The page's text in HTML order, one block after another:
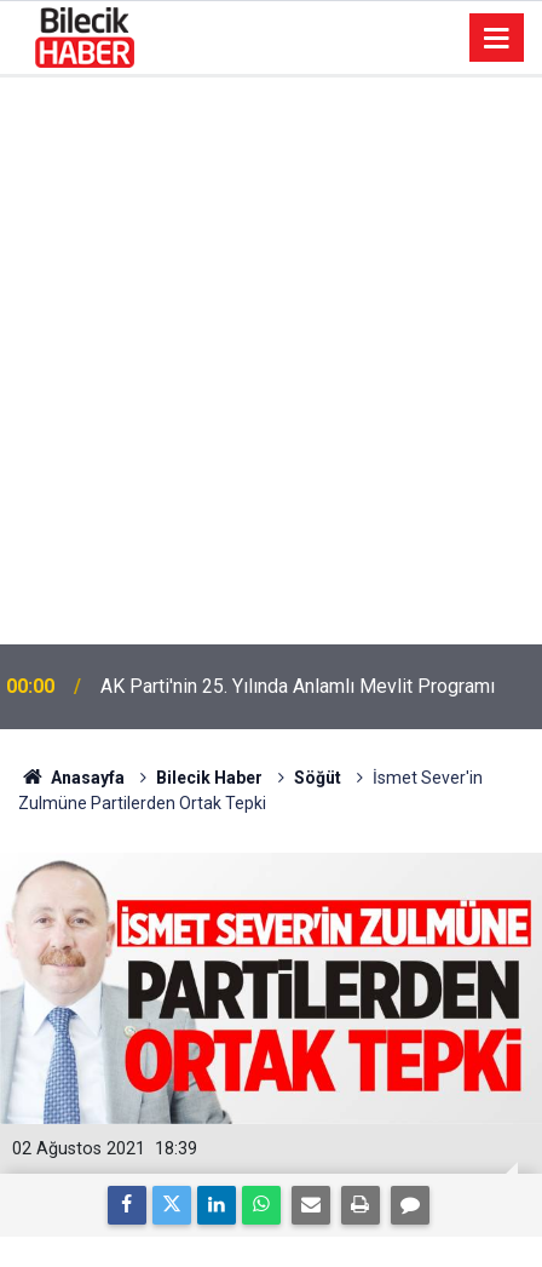
00:00 AK Parti'nin 25. Yılında Anlamlı Mevlit Programı
Anasayfa Bilecik Haber Söğüt
İsmet Sever'in
Zulmüne Partilerden Ortak Tepki
18:39
02 Ağustos 2021